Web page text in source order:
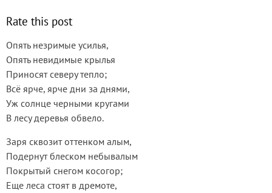
Rate this post
Опять незримые усилья,
Опять невидимые крылья
Приносят северу тепло;
Всё ярче, ярче дни за днями,
Уж солнце черными кругами
В лесу деревья обвело.
Заря сквозит оттенком алым,
Подернут блеском небывалым
Покрытый снегом косогор;
Еще леса стоят в дремоте,